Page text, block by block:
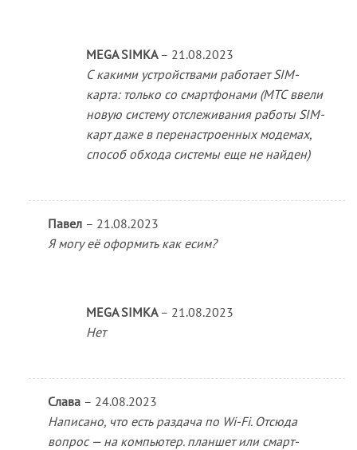
MEGA SIMKA – 21.08.2023
С какими устройствами работает SIM-
карта: только со смартфонами (МТС ввели
новую систему отслеживания работы SIM-
карт даже в перенастроенных модемах,
способ обхода системы еще не найден)
Павел – 21.08.2023
Я могу её оформить как есим?
MEGA SIMKA – 21.08.2023
Нет
Слава – 24.08.2023
Написано, что есть раздача по Wi-Fi. Отсюда
вопрос — на компьютер. планшет или смарт-